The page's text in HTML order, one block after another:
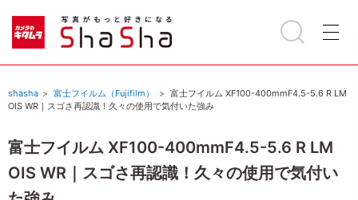
shasha 富士フイルム（Fujifilm）
富士フイルム XF100-400mmF4.5-5.6 R LM
OIS WR｜スゴさ再認識！久々の使用で気付いた強み
富士フイルム XF100-400mmF4.5-5.6 R LM
OIS WR｜スゴさ再認識！久々の使用で気付い